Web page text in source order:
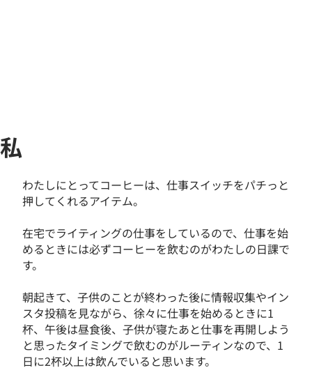
わたしにとってコーヒーは、仕事スイッチをパチっと
押してくれるアイテム。
在宅でライティングの仕事をしているので、仕事を始
めるときには必ずコーヒーを飲むのがわたしの日課で
す。
朝起きて、子供のことが終わった後に情報収集やイン
スタ投稿を見ながら、徐々に仕事を始めるときに1
杯、午後は昼食後、子供が寝たあと仕事を再開しよう
と思ったタイミングで飲むのがルーティンなので、1
日に2杯以上は飲んでいると思います。